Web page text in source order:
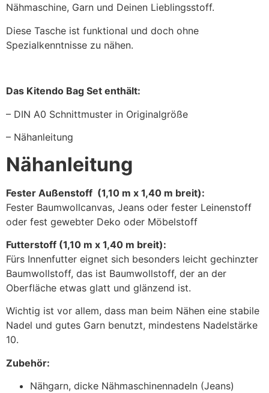
Nähmaschine, Garn und Deinen Lieblingsstoff.
Diese Tasche ist funktional und doch ohne
Spezialkenntnisse zu nähen.
Das Kitendo Bag Set enthält:
– DIN A0 Schnittmuster in Originalgröße
– Nähanleitung
Nähanleitung
Fester Außenstoff (1,10 m x 1,40 m breit):
Fester Baumwollcanvas, Jeans oder fester Leinenstoff
oder fest gewebter Deko oder Möbelstoff
Futterstoff (1,10 m x 1,40 m breit):
Fürs Innenfutter eignet sich besonders leicht gechinzter
Baumwollstoff, das ist Baumwollstoff, der an der
Oberfläche etwas glatt und glänzend ist.
Wichtig ist vor allem, dass man beim Nähen eine stabile
Nadel und gutes Garn benutzt, mindestens Nadelstärke
10.
Zubehör:
Nähgarn, dicke Nähmaschinennadeln (Jeans)